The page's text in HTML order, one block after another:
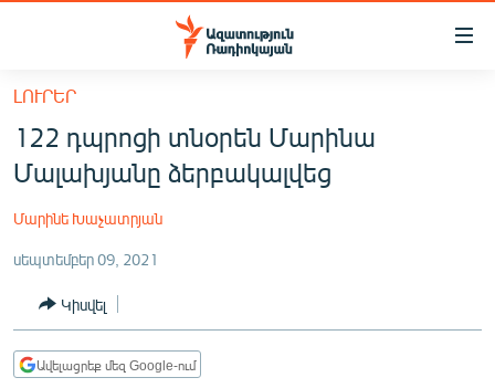
Մատչելիության
հիմնական
բովանդակությանը
Անցնել
հիմնական
մենյուին
ՀԱՅԱՍՏԱՆ
ՔԱՂԱՔԱԿԱՆ
ԸՆՏՐՈՒԹՅՈՒՆՆԵՐ 2026
ԻՐԱՎՈՒՆՔ
ՀԱՍԱՐԱԿՈՒԹՅՈՒՆ
ՏՆՏԵՍՈՒԹՅՈՒՆ
ԼՈՒՐԵՐ
122 դպրոցի տնօրեն Մարինա
Մալախյանը ձերբակալվեց
Մարինե Խաչատրյան
սեպտեմբեր 09, 2021
Կիսվել
Ավելացրեք մեզ Google-ում